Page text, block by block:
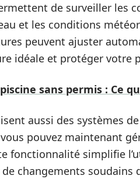
de surveiller les
et les conditions
peuvent ajuster
idéale et protéger votre
sans permis : Ce
aussi des systèmes
pouvez maintenant
fonctionnalité simplifie
changements soudains